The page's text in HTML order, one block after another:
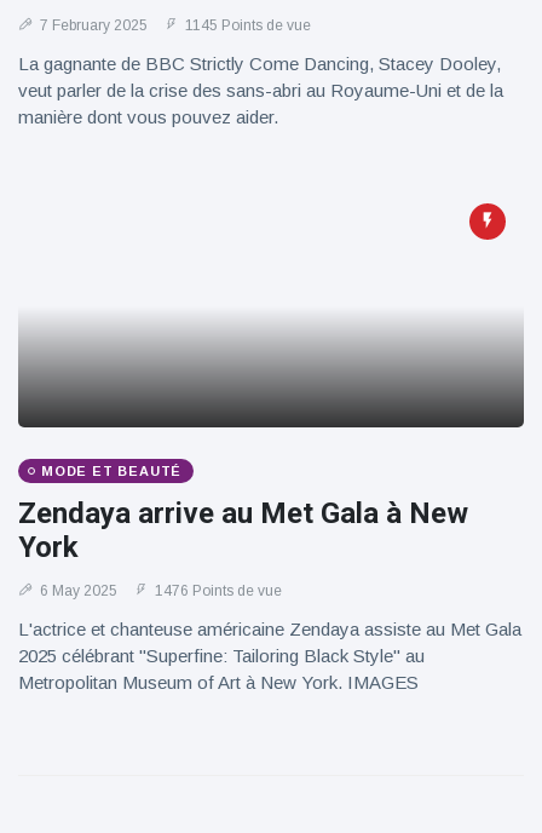
7 February 2025 1145 Points de vue
La gagnante de BBC Strictly Come Dancing, Stacey Dooley,
veut parler de la crise des sans-abri au Royaume-Uni et de la
manière dont vous pouvez aider.
MODE ET BEAUTÉ
Zendaya arrive au Met Gala à New
York
6 May 2025 1476 Points de vue
L'actrice et chanteuse américaine Zendaya assiste au Met Gala
2025 célébrant "Superfine: Tailoring Black Style" au
Metropolitan Museum of Art à New York. IMAGES